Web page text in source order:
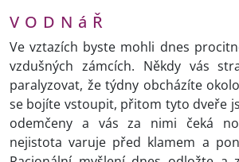
V O D N á Ř
Ve vztazích byste mohli dnes
vzdušných zámcích. Někdy vás
paralyzovat, že týdny obcházíte
se bojíte vstoupit, přitom tyto dveře
odemčeny a vás za nimi čeká
nejistota varuje před klamem a